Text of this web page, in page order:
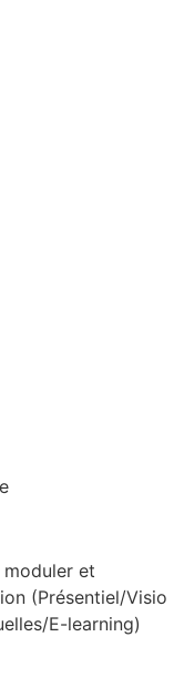
et
(Présentiel/Visio
E-learning)